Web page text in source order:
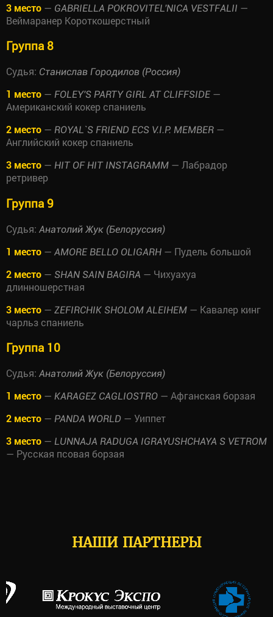
3 место — GABRIELLA POKROVITEL'NICA VESTFALII —
Веймаранер Короткошерстный
Группа 8
Судья: Станислав Городилов (Россия)
1 место — FOLEY'S PARTY GIRL AT CLIFFSIDE —
Американский кокер спаниель
2 место — ROYAL`S FRIEND ECS V.I.P. MEMBER —
Английский кокер спаниель
3 место — HIT OF HIT INSTAGRAMM — Лабрадор
ретривер
Группа 9
Судья: Анатолий Жук (Белоруссия)
1 место — AMORE BELLO OLIGARH — Пудель большой
2 место — SHAN SAIN BAGIRA — Чихуахуа
длинношерстная
3 место — ZEFIRCHIK SHOLOM ALEIHEM — Кавалер кинг
чарльз спаниель
Группа 10
Судья: Анатолий Жук (Белоруссия)
1 место — KARAGEZ CAGLIOSTRO — Афганская борзая
2 место — PANDA WORLD — Уиппет
3 место — LUNNAJA RADUGA IGRAYUSHCHAYA S VETROM
— Русская псовая борзая
НАШИ ПАРТНЕРЫ